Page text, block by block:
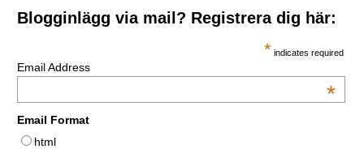
Blogginlägg via mail? Registrera dig här:
* indicates required
Email Address
*
Email Format
html